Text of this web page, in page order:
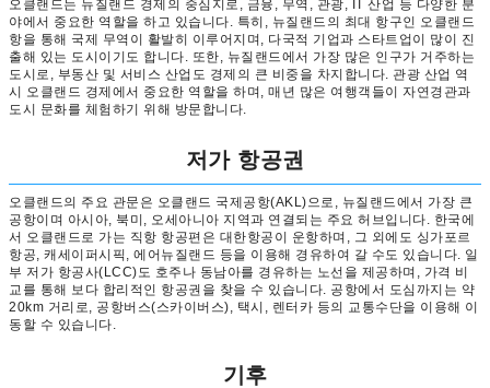
오클랜드는 뉴질랜드 경제의 중심지로, 금융, 무역, 관광, IT 산업 등 다양한 분
야에서 중요한 역할을 하고 있습니다. 특히, 뉴질랜드의 최대 항구인 오클랜드
항을 통해 국제 무역이 활발히 이루어지며, 다국적 기업과 스타트업이 많이 진
출해 있는 도시이기도 합니다. 또한, 뉴질랜드에서 가장 많은 인구가 거주하는
도시로, 부동산 및 서비스 산업도 경제의 큰 비중을 차지합니다. 관광 산업 역
시 오클랜드 경제에서 중요한 역할을 하며, 매년 많은 여행객들이 자연경관과
도시 문화를 체험하기 위해 방문합니다.
저가 항공권
오클랜드의 주요 관문은 오클랜드 국제공항(AKL)으로, 뉴질랜드에서 가장 큰
공항이며 아시아, 북미, 오세아니아 지역과 연결되는 주요 허브입니다. 한국에
서 오클랜드로 가는 직항 항공편은 대한항공이 운항하며, 그 외에도 싱가포르
항공, 캐세이퍼시픽, 에어뉴질랜드 등을 이용해 경유하여 갈 수도 있습니다. 일
부 저가 항공사(LCC)도 호주나 동남아를 경유하는 노선을 제공하며, 가격 비
교를 통해 보다 합리적인 항공권을 찾을 수 있습니다. 공항에서 도심까지는 약
20km 거리로, 공항버스(스카이버스), 택시, 렌터카 등의 교통수단을 이용해 이
동할 수 있습니다.
기후